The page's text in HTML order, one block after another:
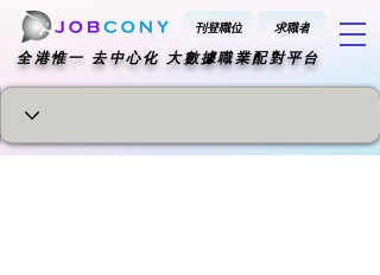
刊登職位 求職者
​全港惟一 去中心化 大數據職業配對平台